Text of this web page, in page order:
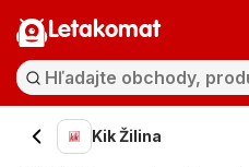
Letakomat
Kik Žilina